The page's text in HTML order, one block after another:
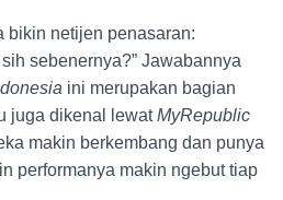
bikin netijen penasaran:
sih sebenernya?” Jawabannya
ini merupakan bagian
juga dikenal lewatMyRepublic
makin berkembang dan punya
performanya makin ngebut tiap